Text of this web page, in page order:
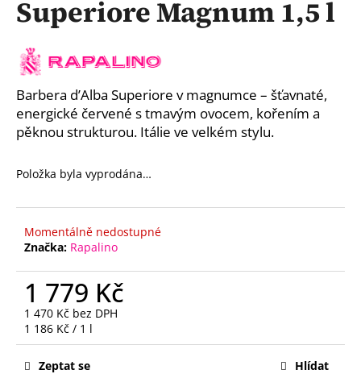
Superiore Magnum 1,5 l
Barbera d’Alba Superiore v magnumce – šťavnaté,
energické červené s tmavým ovocem, kořením a
pěknou strukturou. Itálie ve velkém stylu.
Položka byla vyprodána…
Momentálně nedostupné
Značka: Rapalino
1 779 Kč
1 470 Kč bez DPH
Měrná
cena:
1 186 Kč / 1 l
Zeptat se Hlídat
a
í
t
?
D
o
o
u